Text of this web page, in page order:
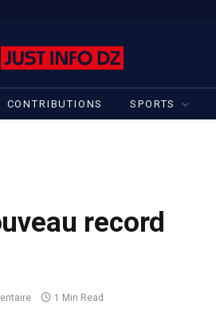
CONTRIBUTIONS SPORTS
record
1 Min Read